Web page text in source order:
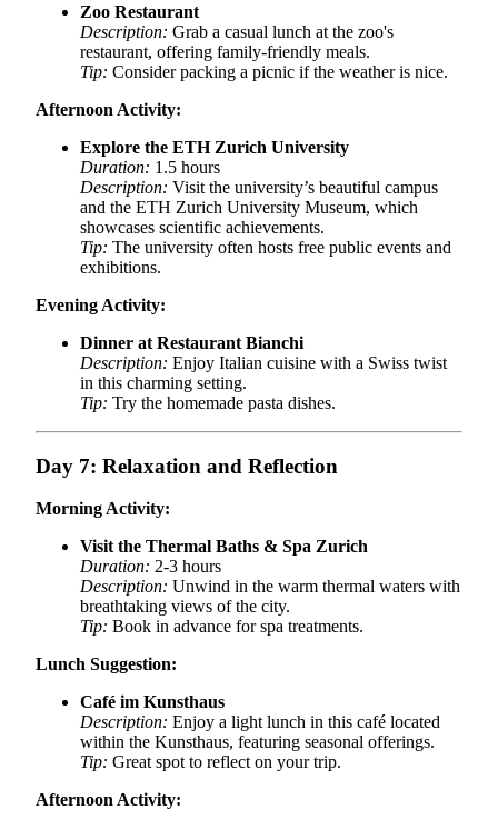
Zoo Restaurant
Description: Grab a casual lunch at the zoo's
restaurant, offering family-friendly meals.
Tip: Consider packing a picnic if the weather is nice.
Afternoon Activity:
Explore the ETH Zurich University
Duration: 1.5 hours
Description: Visit the university’s beautiful campus
and the ETH Zurich University Museum, which
showcases scientific achievements.
Tip: The university often hosts free public events and
exhibitions.
Evening Activity:
Dinner at Restaurant Bianchi
Description: Enjoy Italian cuisine with a Swiss twist
in this charming setting.
Tip: Try the homemade pasta dishes.
Day 7: Relaxation and Reflection
Morning Activity:
Visit the Thermal Baths & Spa Zurich
Duration: 2-3 hours
Description: Unwind in the warm thermal waters with
breathtaking views of the city.
Tip: Book in advance for spa treatments.
Lunch Suggestion:
Café im Kunsthaus
Description: Enjoy a light lunch in this café located
within the Kunsthaus, featuring seasonal offerings.
Tip: Great spot to reflect on your trip.
Afternoon Activity: